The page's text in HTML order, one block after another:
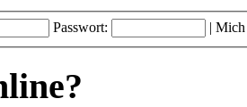
Passwort: | Mich